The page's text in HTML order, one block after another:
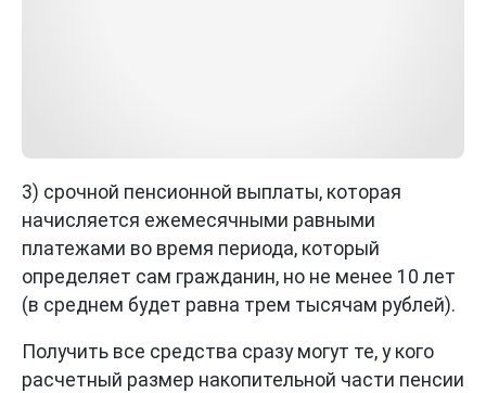
3) срочной пенсионной выплаты, которая
начисляется ежемесячными равными
платежами во время периода, который
определяет сам гражданин, но не менее 10 лет
(в среднем будет равна трем тысячам рублей).
Получить все средства сразу могут те, у кого
расчетный размер накопительной части пенсии